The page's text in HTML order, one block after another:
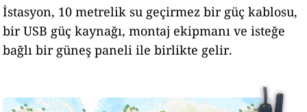
İstasyon, 10 metrelik su geçirmez bir güç kablosu,
bir USB güç kaynağı, montaj ekipmanı ve isteğe
bağlı bir güneş paneli ile birlikte gelir.